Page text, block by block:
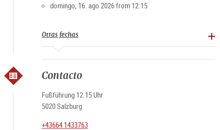
domingo, 16. ago 2026 from 12:15
Otras fechas
Contacto
Fußführung 12.15 Uhr
5020 Salzburg
+43664 1433763